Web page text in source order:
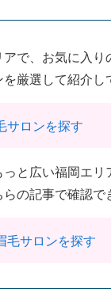
で、お気に入
厳選して紹介し
サロンを探す
と広い福岡エ
の記事で確認で
毛サロンを探す